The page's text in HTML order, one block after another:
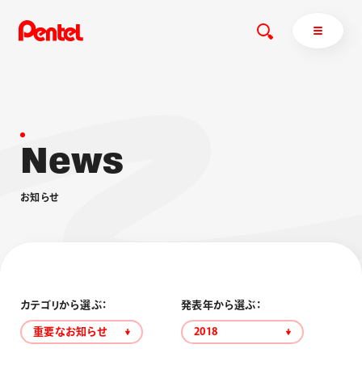
商品を探す
ブラッシュ（筆）
採用情報
運営会社
News
お知 らせ
カテゴリから選ぶ：
重要なお知らせ
発表年から選ぶ：
2018